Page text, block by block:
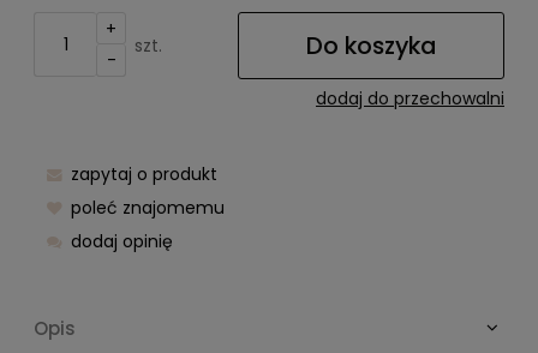
+
-
szt. Do koszyka
dodaj do przechowalni
zapytaj o produkt
poleć znajomemu
dodaj opinię
Opis